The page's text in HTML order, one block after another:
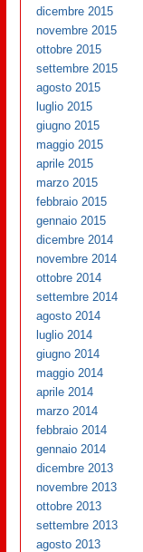
dicembre 2015
novembre 2015
ottobre 2015
settembre 2015
agosto 2015
luglio 2015
giugno 2015
maggio 2015
aprile 2015
marzo 2015
febbraio 2015
gennaio 2015
dicembre 2014
novembre 2014
ottobre 2014
settembre 2014
agosto 2014
luglio 2014
giugno 2014
maggio 2014
aprile 2014
marzo 2014
febbraio 2014
gennaio 2014
dicembre 2013
novembre 2013
ottobre 2013
settembre 2013
agosto 2013